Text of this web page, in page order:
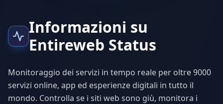
Informazioni su
Entireweb Status
Monitoraggio dei servizi in tempo reale per oltre 9000
servizi online, app ed esperienze digitali in tutto il
mondo. Controlla se i siti web sono giù, monitora i